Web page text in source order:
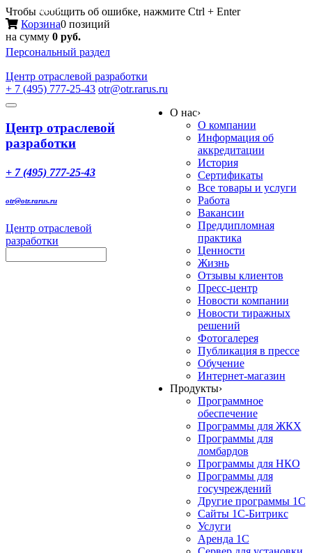
Чтобы сообщить об ошибке, нажмите Ctrl + Enter
Корзина0 позиций
на сумму 0 руб.
Персональный раздел
Центр отраслевой разработки
+ 7 (495) 777-25-43 otr@otr.rarus.ru
Toggle
Меню
Центр отраслевой
разработки
+ 7 (495) 777-25-43
otr@otr.rarus.ru
Центр отраслевой
разработки
О нас›
О компании
Информация об
аккредитации
История
Сертификаты
Все товары и услуги
Работа
Вакансии
Преддипломная
практика
Ценности
Жизнь
Отзывы клиентов
Пресс-центр
Новости компании
Новости тиражных
решений
Фотогалерея
Публикация в прессе
Обучение
Интернет-магазин
Продукты›
Программное
обеспечение
Программы для ЖКХ
Программы для
ломбардов
Программы для НКО
Программы для
госучреждений
Другие программы 1С
Сайты 1С-Битрикс
Услуги
Аренда 1С